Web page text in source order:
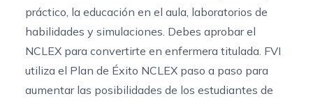
práctico, la educación en el aula, laboratorios de
habilidades y simulaciones. Debes aprobar el
NCLEX para convertirte en enfermera titulada. FVI
utiliza el Plan de Éxito NCLEX paso a paso para
aumentar las posibilidades de los estudiantes de